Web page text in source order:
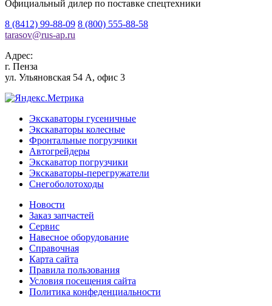
Официальный дилер по поставке спецтехники
8 (8412) 99-88-09 8 (800) 555-88-58
tarasov@rus-ap.ru
Адрес:
г. Пенза
ул. Ульяновская 54 А, офис 3
Экскаваторы гусеничные
Экскаваторы колесные
Фронтальные погрузчики
Автогрейдеры
Экскаватор погрузчики
Экскаваторы-перегружатели
Снегоболотоходы
Новости
Заказ запчастей
Сервис
Навесное оборудование
Справочная
Карта сайта
Правила пользования
Условия посещения сайта
Политика конфеденциальности